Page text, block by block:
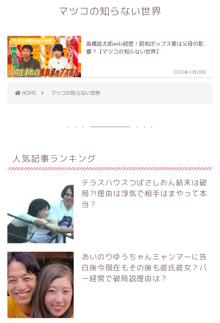
マツコの知らない世界
マツコの知らない世界
高橋昌太郎wiki経歴！昭和ポップス愛は父母の影
響？【マツコの知らない世界】
2020年4月28日
HOME マツコの知らない世界
人気記事ランキング
テラスハウスつばさしおん結末は破
局?!理由は浮気で相手はまやって本
当？
あいのりゆうちゃんミャンマーに告
白後今現在もその後も彼氏彼女？バ
ー経営で破局説理由は？